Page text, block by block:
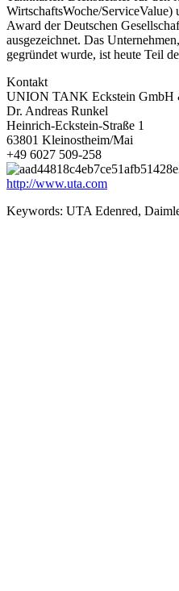
WirtschaftsWoche/
Award der Deutschen
ausgezeichnet. Das
gegründet wurde, ist heute Teil
Kontakt
UNION TANK Eckstein GmbH
Dr. Andreas Runkel
Heinrich-Eckstein-Straße 1
63801 Kleinostheim/Mai
+49 6027 509-258
http://www.uta.com
Keywords: UTA Edenred,